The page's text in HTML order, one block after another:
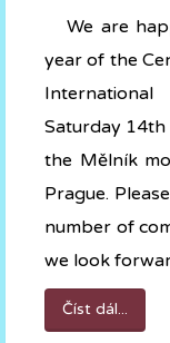
We are
year of the
Saturday
the Mělník
Prague.
number of
we look
Číst dál...